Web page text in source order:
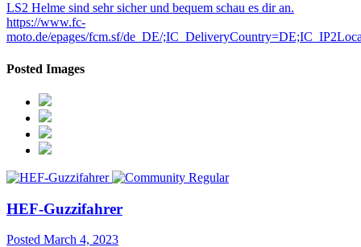
LS2 Helme sind sehr sicher und bequem schau es dir an.
https://www.fc-
moto.de/epages/fcm.sf/de_DE/
Posted Images
HEF-Guzzifahrer
Posted March 4, 2023